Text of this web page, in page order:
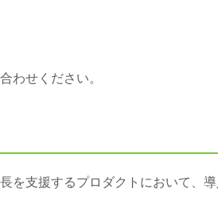
わせください。
支援するプロダクトにおいて、導